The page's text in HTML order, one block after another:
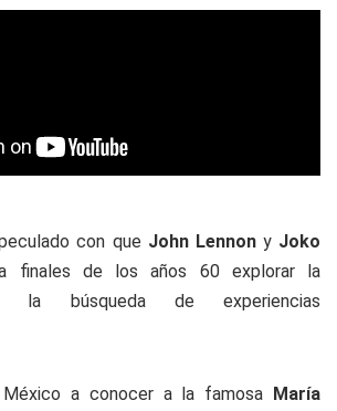
con que John Lennony Joko
finales de los años 60 explorar la
la búsqueda de experiencias
a conocer a la famosa María